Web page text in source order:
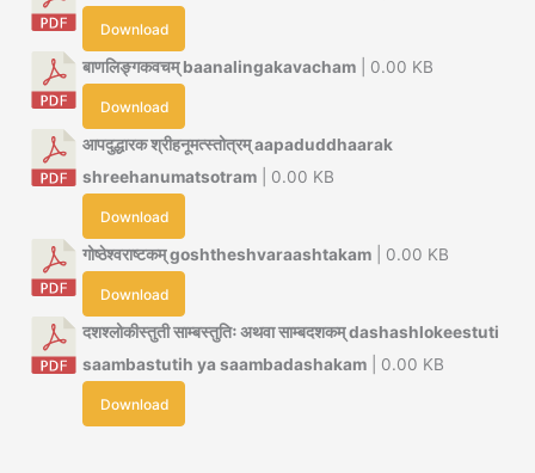
Download
बाणलिङ्गकवचम् baanalingakavacham | 0.00 KB
Download
आपदुद्धारक श्रीहनूमत्स्तोत्रम् aapaduddhaarak
shreehanumatsotram | 0.00 KB
Download
गोष्ठेश्वराष्टकम् goshtheshvaraashtakam | 0.00 KB
Download
दशश्लोकीस्तुती साम्बस्तुतिः अथवा साम्बदशकम् dashashlokeestuti
saambastutih ya saambadashakam | 0.00 KB
Download